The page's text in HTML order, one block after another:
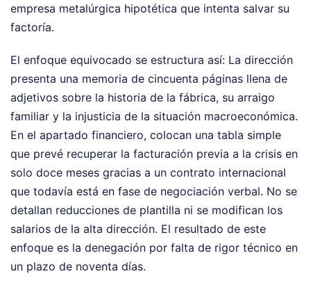
empresa metalúrgica hipotética que intenta salvar su
factoría.
El enfoque equivocado se estructura así: La dirección
presenta una memoria de cincuenta páginas llena de
adjetivos sobre la historia de la fábrica, su arraigo
familiar y la injusticia de la situación macroeconómica.
En el apartado financiero, colocan una tabla simple
que prevé recuperar la facturación previa a la crisis en
solo doce meses gracias a un contrato internacional
que todavía está en fase de negociación verbal. No se
detallan reducciones de plantilla ni se modifican los
salarios de la alta dirección. El resultado de este
enfoque es la denegación por falta de rigor técnico en
un plazo de noventa días.